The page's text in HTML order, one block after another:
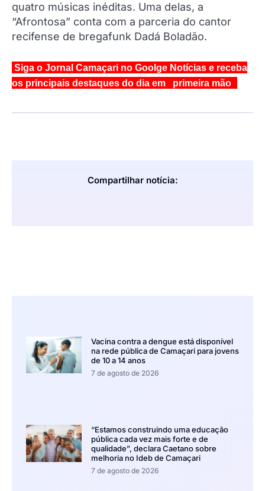
quatro músicas inéditas. Uma delas, a
“Afrontosa” conta com a parceria do cantor
recifense de bregafunk Dadá Boladão.
Siga o Jornal Camaçari no Goolge Notícias e receba
os principais destaques do dia em primeira mão
Compartilhar notícia:
Vacina contra a dengue está disponível
na rede pública de Camaçari para jovens
de 10 a 14 anos
7 de agosto de 2026
“Estamos construindo uma educação
pública cada vez mais forte e de
qualidade”, declara Caetano sobre
melhoria no Ideb de Camaçari
7 de agosto de 2026